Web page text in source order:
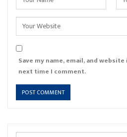
Save my name, email, and
next time I comment.